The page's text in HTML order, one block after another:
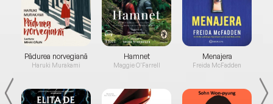
Pădurea norvegiană
Haruki Murakami
Hamnet
Maggie O'Farrell
Menajera
Freida McFadden